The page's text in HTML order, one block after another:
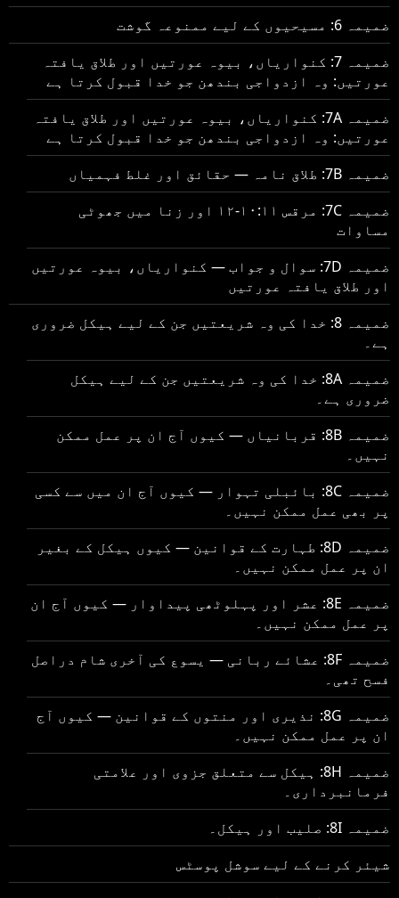
ضمیمہ 6: مسیحیوں کے لیے ممنوعہ گوشت
ضمیمہ 7: کنواریاں، بیوہ عورتیں اور طلاق یافتہ
عورتیں: وہ ازدواجی بندھن جو خدا قبول کرتا ہے
ضمیمہ 7A: کنواریاں، بیوہ عورتیں اور طلاق یافتہ
عورتیں: وہ ازدواجی بندھن جو خدا قبول کرتا ہے
ضمیمہ 7B: طلاق نامہ — حقائق اور غلط فہمیاں
ضمیمہ 7C: مرقس ۱۰:۱۱-۱۲ اور زنا میں جھوٹی
مساوات
ضمیمہ 7D: سوال و جواب — کنواریاں، بیوہ عورتیں
اور طلاق یافتہ عورتیں
ضمیمہ 8: خدا کی وہ شریعتیں جن کے لیے ہیکل ضروری
ہے۔
ضمیمہ 8A: خدا کی وہ شریعتیں جن کے لیے ہیکل
ضروری ہے۔
ضمیمہ 8B: قربانیاں — کیوں آج ان پر عمل ممکن
نہیں۔
ضمیمہ 8C: بائبلی تہوار — کیوں آج ان میں سے کسی
پر بھی عمل ممکن نہیں۔
ضمیمہ 8D: طہارت کے قوانین — کیوں ہیکل کے بغیر
ان پر عمل ممکن نہیں۔
ضمیمہ 8E: عشر اور پہلوٹھی پیداوار — کیوں آج ان
پر عمل ممکن نہیں۔
ضمیمہ 8F: عشائے ربانی — یسوع کی آخری شام دراصل
فسح تھی۔
ضمیمہ 8G: نذیری اور منتوں کے قوانین — کیوں آج
ان پر عمل ممکن نہیں۔
ضمیمہ 8H: ہیکل سے متعلق جزوی اور علامتی
فرمانبرداری۔
ضمیمہ 8I: صلیب اور ہیکل۔
شیئر کرنے کے لیے سوشل پوسٹس